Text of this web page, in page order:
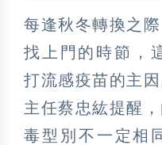
每逢秋冬轉換之
找上門的時節，
打流感疫苗的主
主任蔡忠紘提醒
毒型別不一定相